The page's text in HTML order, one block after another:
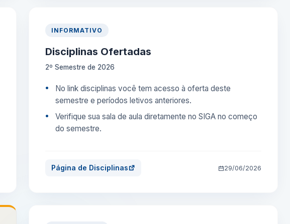
INFORMATIVO
Disciplinas Ofertadas
2º Semestre de 2026
No link disciplinas você tem acesso à oferta deste
semestre e períodos letivos anteriores.
Verifique sua sala de aula diretamente no SIGA no começo
do semestre.
Página de Disciplinas 29/06/2026